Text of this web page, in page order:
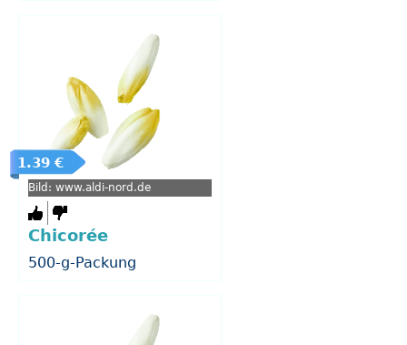
1.39 €
Bild: www.aldi-nord.de
Chicorée
500-g-Packung